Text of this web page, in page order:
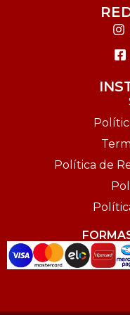
Política de